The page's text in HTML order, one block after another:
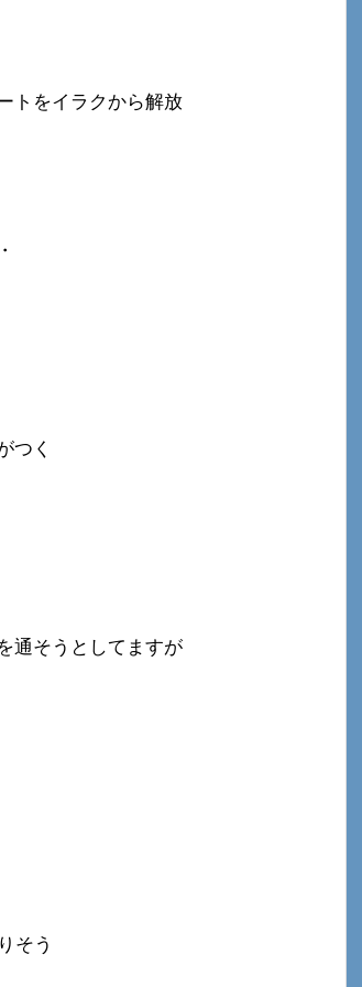
トをイラクから解放
つく
通そうとしてますが
そう